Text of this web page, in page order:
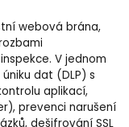
webová brána,
V jednom
dat (DLP) s
aplikací,
prevenci narušení